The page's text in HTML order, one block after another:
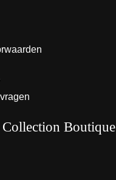
Boutique